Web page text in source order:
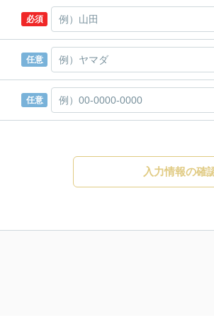
必須
任意
任意
入力情報の確